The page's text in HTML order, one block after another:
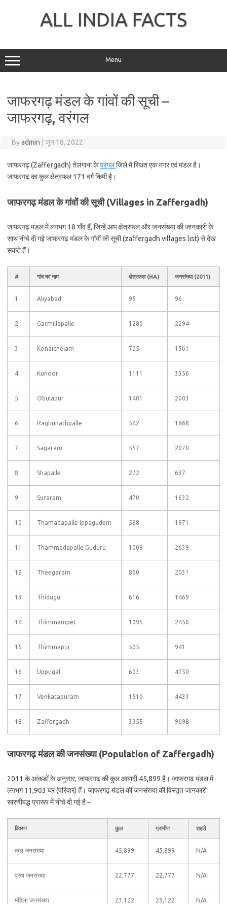
ALL INDIA FACTS
Menu
जाफरगढ़ मंडल के गांवों की सूची –
जाफरगढ़, वरंगल
Byadmin जून 18, 2022
जाफरगढ़ (Zaffergadh) तेलंगाना केवरंगलजिले में स्थित एक नगर एवं मंडल है।
जाफरगढ़ का कुल क्षेत्रफल 171 वर्ग किमी है।
जाफरगढ़ मंडल के गांवों की सूची (Villages in Zaffergadh)
जाफरगढ़ मंडल में लगभग 18 गाँव हैं, जिन्हें आप क्षेत्रफल और जनसंख्या की जानकारी के
साथ नीचे दी गई जाफरगढ़ मंडल के गाँवों की सूची (zaffergadh villages list) से देख
सकते हैं।
# गांव का नाम क्षेत्रफल (HA) जनसंख्या (2011)
1 Aliyabad 95 96
2 Garmillapalle 1280 2294
3 Konaichelam 705 1561
4 Kunoor 1111 3356
5 Obulapur 1401 2003
6 Raghunathpalle 542 1868
7 Sagaram 557 2070
8 Shapalle 272 637
9 Suraram 470 1632
10 Thamadapalle Ippagudem 588 1971
11 Thammadapalle Guduru 1008 2639
12 Theegaram 860 2031
13 Thidugu 616 1469
14 Thimmampet 1095 2450
15 Thimmapur 505 941
16 Uppugal 603 4750
17 Venkatapuram 1510 4433
18 Zaffergadh 3355 9698
जाफरगढ़ मंडल की जनसंख्या (Population of Zaffergadh)
2011 के आंकड़ों के अनुसार, जाफरगढ़ की कुल आबादी 45,899 है। जाफरगढ़ मंडल में
लगभग 11,903 घर (परिवार) हैं। जाफरगढ़ मंडल की जनसंख्या की विस्तृत जानकारी
सारणीबद्ध प्रारूप में नीचे दी गई है –
विवरण कुल ग्रामीण शहरी
कुल जनसंख्या 45,899 45,899 N/A
पुरुष जनसंख्या 22,777 22,777 N/A
महिला जनसंख्या 23,122 23,122 N/A